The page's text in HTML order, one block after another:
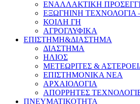
ΕΝΑΛΛΑΚΤΙΚΗ
ΕΞΩΓΗΙΝΗ ΤΕΧΝΟΛΟΓΙΑ
ΚΟΙΛΗ ΓΗ
ΑΓΡΟΓΛΥΦΙΚΑ
ΕΠΙΣΤΗΜΗ&ΔΙΑΣΤΗΜΑ
ΔΙΑΣΤΗΜΑ
ΗΛΙΟΣ
ΜΕΤΕΩΡΙΤΕΣ &
ΕΠΙΣΤΗΜΟΝΙΚΑ ΝΕΑ
ΑΡΧΑΙΟΛΟΓΙΑ
ΑΠΟΡΡΗΤΕΣ
ΠΝΕΥΜΑΤΙΚΟΤΗΤΑ